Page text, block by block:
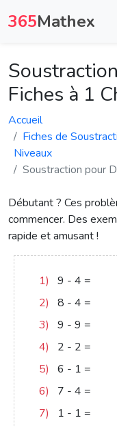
365Mathex
Fiches à 1
Accueil
Fiches de
Niveaux
Soustraction pour
Débutant ? Ces
commencer. Des
rapide et amusant !
1) 9 - 4 =
2)
8 - 4 =
3)
9 - 9 =
4)
2 - 2 =
5)
6 - 1 =
6)
7 - 4 =
7)
1 - 1 =